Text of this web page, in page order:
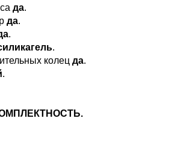
да.
да.
.
.
колец да.
.